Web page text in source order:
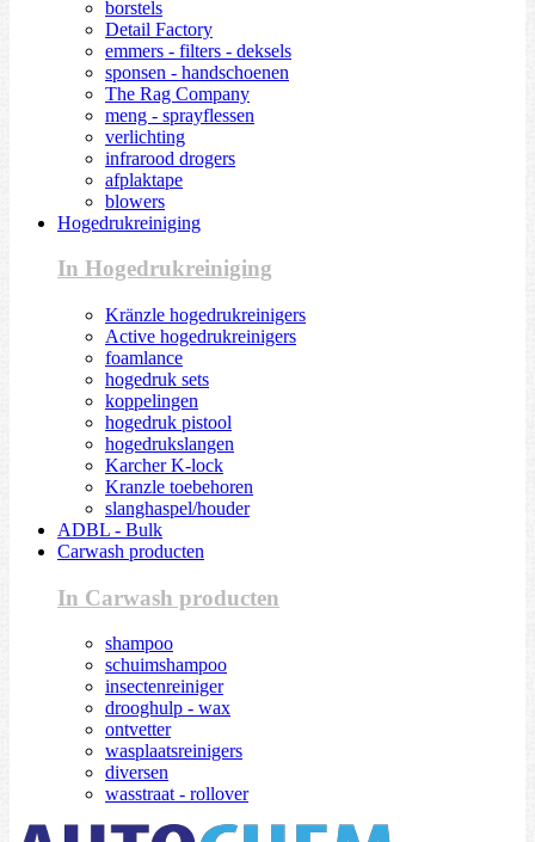
borstels
Detail Factory
emmers - filters - deksels
sponsen - handschoenen
The Rag Company
meng - sprayflessen
verlichting
infrarood drogers
afplaktape
blowers
Hogedrukreiniging
In Hogedrukreiniging
Kränzle hogedrukreinigers
Active hogedrukreinigers
foamlance
hogedruk sets
koppelingen
hogedruk pistool
hogedrukslangen
Karcher K-lock
Kranzle toebehoren
slanghaspel/houder
ADBL - Bulk
Carwash producten
In Carwash producten
shampoo
schuimshampoo
insectenreiniger
drooghulp - wax
ontvetter
wasplaatsreinigers
diversen
wasstraat - rollover